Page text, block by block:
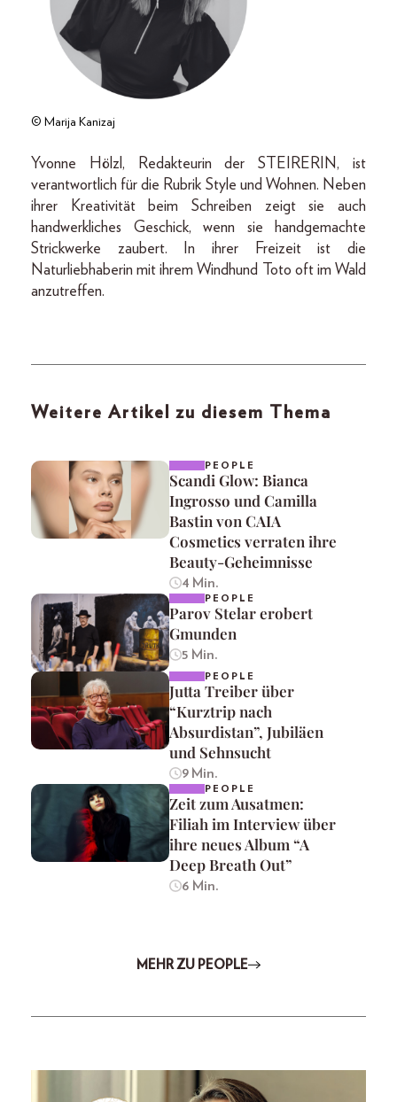
© Marija Kanizaj
Yvonne Hölzl, Redakteurin der STEIRERIN, ist
verantwortlich für die Rubrik Style und Wohnen. Neben
ihrer Kreativität beim Schreiben zeigt sie auch
handwerkliches Geschick, wenn sie handgemachte
Strickwerke zaubert. In ihrer Freizeit ist die
Naturliebhaberin mit ihrem Windhund Toto oft im Wald
anzutreffen.
Weitere Artikel zu diesem Thema
PEOPLE
Scandi Glow: Bianca
Ingrosso und Camilla
Bastin von CAIA
Cosmetics verraten ihre
Beauty-Geheimnisse
4 Min.
PEOPLE
Parov Stelar erobert
Gmunden
5 Min.
PEOPLE
Jutta Treiber über
“Kurztrip nach
Absurdistan”, Jubiläen
und Sehnsucht
9 Min.
PEOPLE
Zeit zum Ausatmen:
Filiah im Interview über
ihre neues Album “A
Deep Breath Out”
6 Min.
MEHR ZU PEOPLE